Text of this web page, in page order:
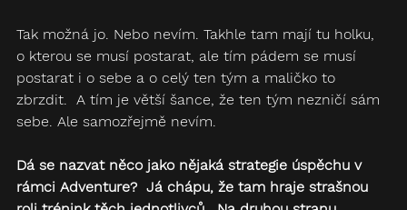
Tak možná jo. Nebo nevím. Takhle tam mají tu holku,
o kterou se musí postarat, ale tím pádem se musí
postarat i o sebe a o celý ten tým a maličko to
zbrzdit.  A tím je větší šance, že ten tým nezničí sám
sebe. Ale samozřejmě nevím.
Dá se nazvat něco jako nějaká strategie úspěchu v
rámci Adventure?  Já chápu, že tam hraje strašnou